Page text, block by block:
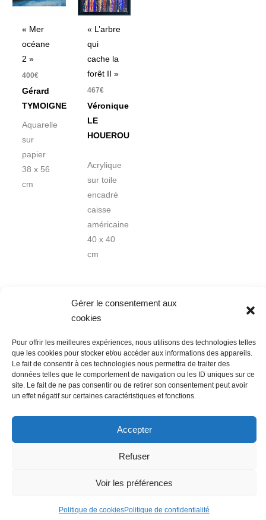
Gérer le consentement aux
cookies
Pour offrir les meilleures expériences, nous utilisons des technologies telles
que les cookies pour stocker et/ou accéder aux informations des appareils.
Le fait de consentir à ces technologies nous permettra de traiter des
données telles que le comportement de navigation ou les ID uniques sur ce
site. Le fait de ne pas consentir ou de retirer son consentement peut avoir
un effet négatif sur certaines caractéristiques et fonctions.
Accepter
Refuser
Voir les préférences
Politique de cookiesPolitique de confidentialité
« Mer
océane
2 »
400€
Gérard
TYMOIGNE
Aquarelle
sur
papier
38 x 56
cm
« L’arbre
qui
cache la
forêt II »
467€
Véronique
LE
HOUEROU
Acrylique
sur toile
encadré
caisse
américaine
40 x 40
cm
Nous contacter
Conditions Générales de Ventes
Politique de confidentialité
Mentions légales
Mon compte
Mot de passe perdu
Newsletter Politique de cookies (UE)